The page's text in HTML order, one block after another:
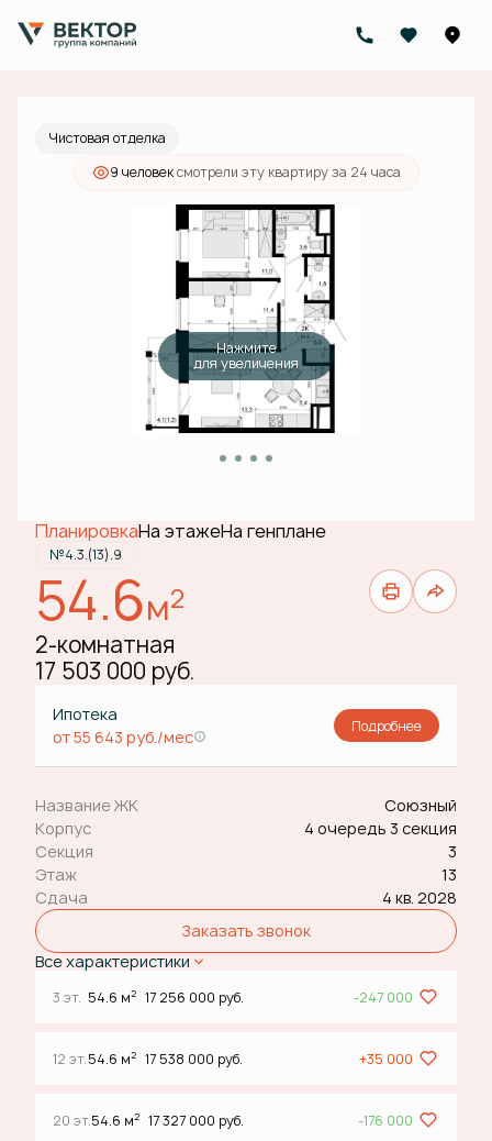
2-комнатная 17 503 000 руб.
Ипотекаот 55 643 руб./мес.
Чистовая отделка
9 человексмотрели эту квартиру за 24 часа
Нажмите
для увеличения
ПланировкаНа этажеНа генплане
№4.3.(13).9
54.6м2
2-комнатная
17 503 000 руб.
Ипотека
от 55 643 руб./мес
Подробнее
Название ЖК
Союзный
Корпус
4 очередь 3 секция
Секция
3
Этаж
13
Сдача
4 кв. 2028
Заказать звонок
Все характеристики
3 эт. 54.6 м2 17 256 000 руб. -247 000
12 эт.54.6 м2 17 538 000 руб. +35 000
20 эт.54.6 м2 17 327 000 руб. -176 000